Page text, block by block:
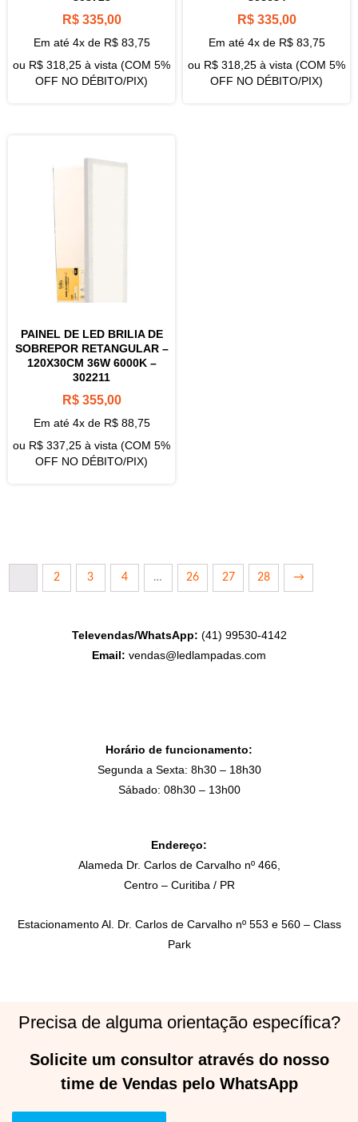
R$335,00
Em até 4x de R$83,75
ou R$ 318,25 à vista (COM 5%
OFF NO DÉBITO/PIX)
R$335,00
Em até 4x de R$83,75
ou R$ 318,25 à vista (COM 5%
OFF NO DÉBITO/PIX)
PAINEL DE LED BRILIA DE
SOBREPOR RETANGULAR –
120X30CM 36W 6000K –
302211
R$355,00
Em até 4x de R$88,75
ou R$ 337,25 à vista (COM 5%
OFF NO DÉBITO/PIX)
2 3 4 … 26 27 28 →
Televendas/WhatsApp: (41) 99530-4142
Email: vendas@ledlampadas.com
Horário de funcionamento:
Segunda a Sexta: 8h30 – 18h30
Sábado: 08h30 – 13h00
Endereço:
Alameda Dr. Carlos de Carvalho nº 466,
Centro – Curitiba / PR
Estacionamento Al. Dr. Carlos de Carvalho nº 553 e 560 – Class
Park
Precisa de alguma orientação específica?
Solicite um consultor através do nosso
time de Vendas pelo WhatsApp